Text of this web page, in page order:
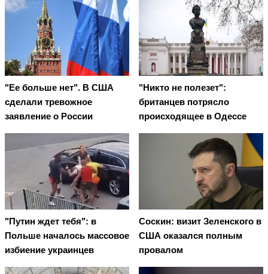
"Ее больше нет". В США
сделали тревожное
заявление о России
"Никто не полезет":
британцев потрясло
происходящее в Одессе
"Путин ждет тебя": в
Польше началось массовое
избиение украинцев
Соскин: визит Зеленского в
США оказался полным
провалом